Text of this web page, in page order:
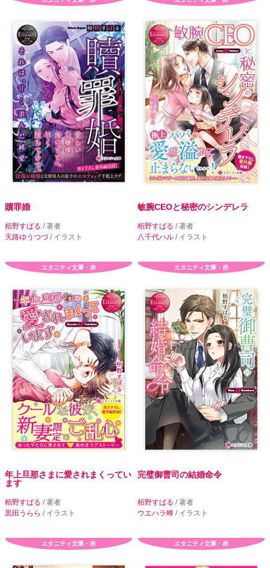
贖罪婚
栢野すばる / 著者
天路ゆうつづ/ イラスト
敏腕CEOと秘密のシンデレラ
栢野すばる / 著者
八千代ハル / イラスト
エタニティ文庫・赤
年上旦那さまに愛されまくってい
ます
栢野すばる / 著者
黒田うらら / イラスト
エタニティ文庫・赤
完璧御曹司の結婚命令
栢野すばる / 著者
ウエハラ蜂 / イラスト
エタニティ文庫・赤 エタニティ文庫・赤